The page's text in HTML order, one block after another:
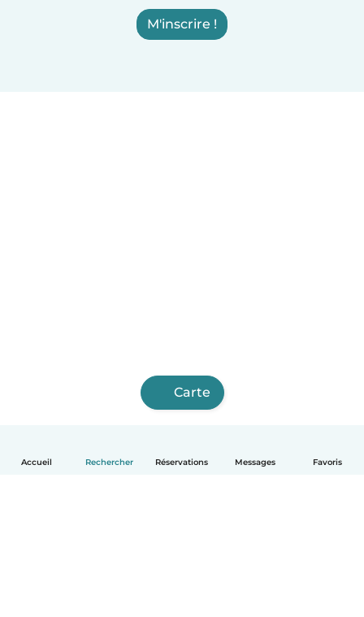
Accueil Rechercher Réservations Messages Favoris
M'inscrire !
Carte